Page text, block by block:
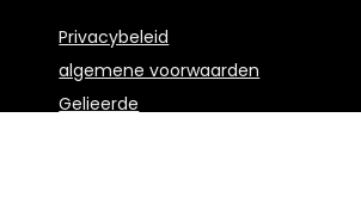
Privacybeleid
algemene voorwaarden
Gelieerde